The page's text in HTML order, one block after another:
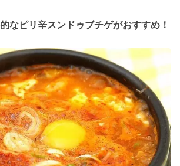
なピリ辛スンドゥブチゲがおすすめ！